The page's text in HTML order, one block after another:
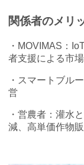
関係者のメリ
・MOVIMAS：
者支援による市
・スマートブル
営
・営農者：灌水
減、高単価作物